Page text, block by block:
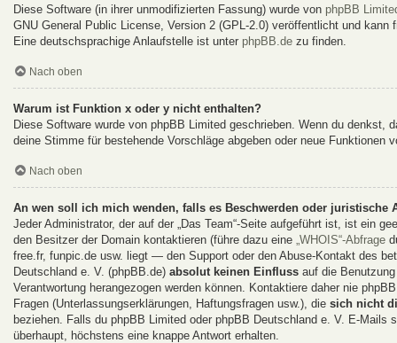
Diese Software (in ihrer unmodifizierten Fassung) wurde von phpBB
GNU General Public License, Version 2 (GPL-2.0) veröffentlicht und
Eine deutschsprachige Anlaufstelle ist unter phpBB.de zu finden.
Nach oben
Warum ist Funktion x oder y nicht enthalten?
Diese Software wurde von phpBB Limited geschrieben. Wenn du
deine Stimme für bestehende Vorschläge abgeben oder neue Funktionen
Nach oben
An wen soll ich mich wenden, falls es Beschwerden oder juristische
Jeder Administrator, der auf der „Das Team“-Seite aufgeführt ist, ist ein
den Besitzer der Domain kontaktieren (führe dazu eine „WHOIS“-Abfrage
free.fr, funpic.de usw. liegt — den Support oder den Abuse-Kontakt des
Deutschland e. V. (phpBB.de) absolut keinen Einfluss auf die
Verantwortung herangezogen werden können. Kontaktiere daher nie
Fragen (Unterlassungserklärungen, Haftungsfragen usw.), die sich nicht
beziehen. Falls du phpBB Limited oder phpBB Deutschland e. V. E-Mails
überhaupt, höchstens eine knappe Antwort erhalten.